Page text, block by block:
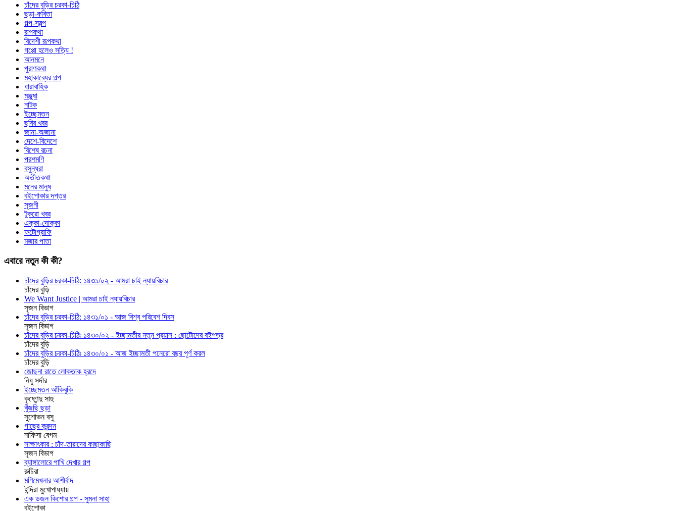
চাঁদের বুড়ির চরকা-চিঠি
ছড়া-কবিতা
গল্প-স্বল্প
রূপকথা
বিদেশী রূপকথা
গপ্পো হলেও সত্যি !
আনমনে
পুরাণকথা
মহাকাব্যের গল্প
ধারাবাহিক
মঞ্জুষা
নাটক
ইচ্ছেমতন
ছবির খবর
জানা-অজানা
দেশে-বিদেশে
বিশেষ রচনা
পরশমণি
বসুন্ধরা
অতীতকথা
মনের মানুষ
বইপোকার দপ্তর
সৃজনী
টুকরো খবর
এক্কা-দোক্কা
ফটোগ্রাফি
মজার পাতা
এবারে নতুন কী কী?
চাঁদের বুড়ির চরকা-চিঠি: ১৪৩১/০২ - আমরা চাই ন্যায়বিচার
চাঁদের বুড়ি
We Want Justice | আমরা চাই ন্যায়বিচার
সৃজন বিভাগ
চাঁদের বুড়ির চরকা-চিঠি: ১৪৩১/০১ - আজ বিশ্ব পরিবেশ দিবস
সৃজন বিভাগ
চাঁদের বুড়ির চরকা-চিঠিঃ ১৪৩০/০২ - ইচ্ছামতীর নতুন প্রয়াস : ছোটোদের বইপত্র
চাঁদের বুড়ি
চাঁদের বুড়ির চরকা-চিঠিঃ ১৪৩০/০১ - আজ ইচ্ছামতী পনেরো বছর পূর্ণ করল
চাঁদের বুড়ি
জোছনা রাতে লোকতাক হ্রদে
নিধু সর্দার
ইচ্ছেমতন আঁকিবুকি
কৃষ্ণেন্দু সাহু
খুঁজছি ছড়া
সুশোভন বসু
গাছের ক্রন্দন
নাফিসা বেগম
সাক্ষাৎকার : চাঁদ-তারাদের কাছাকাছি
সৃজন বিভাগ
ব্যাঙ্গালোরে পাখি দেখার গল্প
রুচিরা
মণিমেখলার আশীর্বাদ
ইন্দিরা মুখোপাধ্যায়
এক ডজন কিশোর গল্প - সুমনা সাহা
বইপোকা